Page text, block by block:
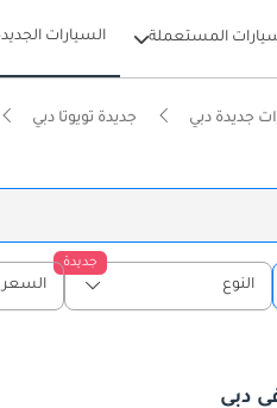
المستعملة السيارات
جديدة دبي جديدة تويوتا دبي
جديدة
النوع السعر
دبي